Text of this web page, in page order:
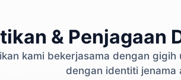
& Penjagaan
kami bekerjasama dengan
dengan identiti jenama